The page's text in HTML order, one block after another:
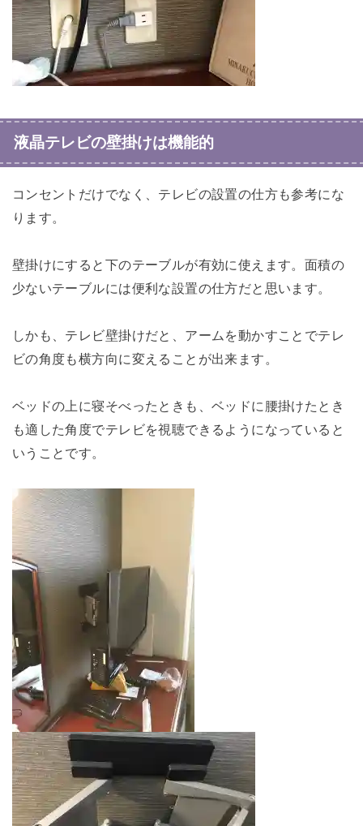
液晶テレビの壁掛けは機能的
コンセントだけでなく、テレビの設置の仕方も参考にな
ります。
壁掛けにすると下のテーブルが有効に使えます。面積の
少ないテーブルには便利な設置の仕方だと思います。
しかも、テレビ壁掛けだと、アームを動かすことでテレ
ビの角度も横方向に変えることが出来ます。
ベッドの上に寝そべったときも、ベッドに腰掛けたとき
も適した角度でテレビを視聴できるようになっていると
いうことです。